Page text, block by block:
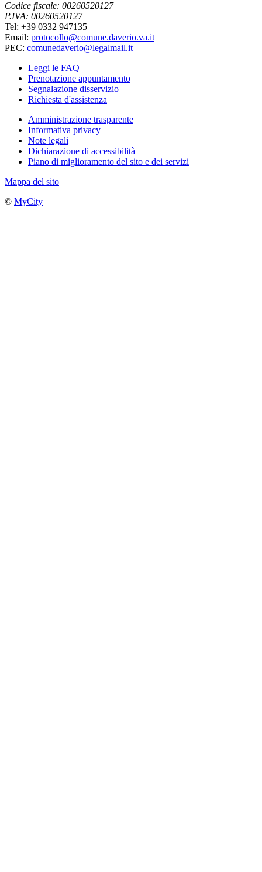
Codice fiscale: 00260520127
P.IVA: 00260520127
Tel: +39 0332 947135
Email: protocollo@comune.daverio.va.it
PEC: comunedaverio@legalmail.it
Leggi le FAQ
Prenotazione appuntamento
Segnalazione disservizio
Richiesta d'assistenza
Amministrazione trasparente
Informativa privacy
Note legali
Dichiarazione di accessibilità
Piano di miglioramento del sito e dei servizi
Mappa del sito
© MyCity